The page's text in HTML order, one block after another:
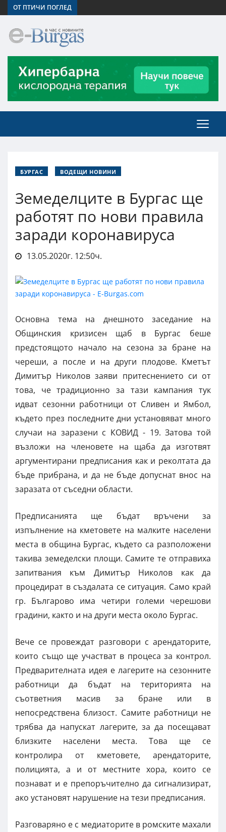
ОТ ПТИЧИ ПОГЛЕД
БУРГАС ВОДЕЩИ НОВИНИ
Земеделците в Бургас ще
работят по нови правила
заради коронавируса
13.05.2020г. 12:50ч.
Основна тема на днешното заседание на
Общинския кризисен щаб в Бургас беше
предстоящото начало на сезона за бране на
череши, а после и на други плодове. Кметът
Димитър Николов заяви притеснението си от
това, че традиционно за тази кампания тук
идват сезонни работници от Сливен и Ямбол,
където през последните дни установяват много
случаи на заразени с КОВИД - 19. Затова той
възложи на членовете на щаба да изготвят
аргументирани предписания как и реколтата да
бъде прибрана, и да не бъде допуснат внос на
заразата от съседни области.
Предписанията ще бъдат връчени за
изпълнение на кметовете на малките населени
места в община Бургас, където са разположени
такива земеделски площи. Самите те отправиха
запитвания към Димитър Николов как да
процедират в създалата се ситуация. Само край
гр. Българово има четири големи черешови
градини, както и на други места около Бургас.
Вече се провеждат разговори с арендаторите,
които също ще участват в процеса за контрол.
Предварителната идея е лагерите на сезонните
работници да бъдат на територията на
съответния масив за бране или в
непосредствена близост. Самите работници не
трябва да напускат лагерите, за да посещават
близките населени места. Това ще се
контролира от кметовете, арендаторите,
полицията, а и от местните хора, които се
познават и е препоръчително да сигнализират,
ако установят нарушение на тези предписания.
Разговаряно е с медиаторите в ромските махали